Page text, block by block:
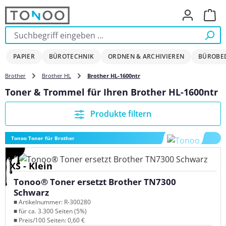
Zum Hauptinhalt springen
PAPIER BÜROTECHNIK ORDNEN & ARCHIVIEREN
Brother Brother HL Brother HL-1600ntr
Toner & Trommel für Ihren Brother HL-1600ntr
Produkte filtern
Tonoo Toner für Brother
XS - Klein
Tonoo® Toner ersetzt Brother TN7300
Schwarz
■ Artikelnummer: R-300280
■ für ca. 3.300 Seiten (5%)
■ Preis/100 Seiten: 0,60 €